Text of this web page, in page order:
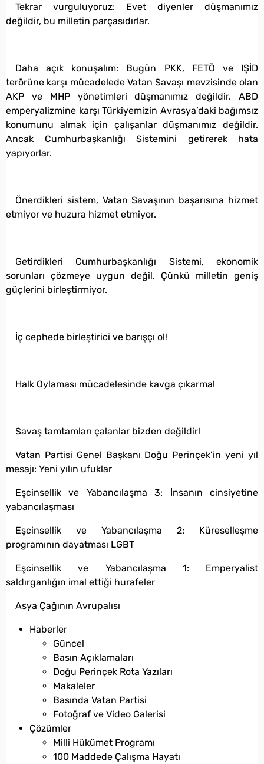
Tekrar vurguluyoruz: Evet diyenler düşmanımız
değildir, bu milletin parçasıdırlar.
Daha açık konuşalım: Bugün PKK, FETÖ ve IŞİD
terörüne karşı mücadelede Vatan Savaşı mevzisinde olan
AKP ve MHP yönetimleri düşmanımız değildir. ABD
emperyalizmine karşı Türkiyemizin Avrasya’daki bağımsız
konumunu almak için çalışanlar düşmanımız değildir.
Ancak Cumhurbaşkanlığı Sistemini getirerek hata
yapıyorlar.
Önerdikleri sistem, Vatan Savaşının başarısına hizmet
etmiyor ve huzura hizmet etmiyor.
Getirdikleri Cumhurbaşkanlığı Sistemi, ekonomik
sorunları çözmeye uygun değil. Çünkü milletin geniş
güçlerini birleştirmiyor.
İç cephede birleştirici ve barışçı ol!
Halk Oylaması mücadelesinde kavga çıkarma!
Savaş tamtamları çalanlar bizden değildir!
Vatan Partisi Genel Başkanı Doğu Perinçek’in yeni yıl
mesajı: Yeni yılın ufuklar
Eşcinsellik ve Yabancılaşma 3: İnsanın cinsiyetine
yabancılaşması
Eşcinsellik ve Yabancılaşma 2: Küreselleşme
programının dayatması LGBT
Eşcinsellik ve Yabancılaşma 1: Emperyalist
saldırganlığın imal ettiği hurafeler
Asya Çağının Avrupalısı
Haberler
Güncel
Basın Açıklamaları
Doğu Perinçek Rota Yazıları
Makaleler
Basında Vatan Partisi
Fotoğraf ve Video Galerisi
Çözümler
Milli Hükümet Programı
100 Maddede Çalışma Hayatı